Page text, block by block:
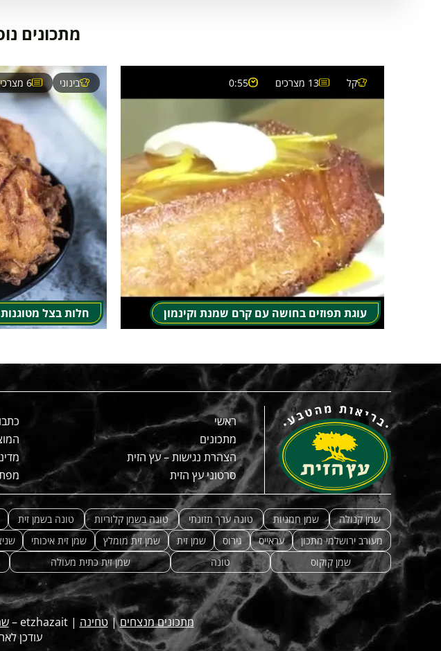
מתכונים
עוגת תפוזים בחושה עם קרם שמנת וקינמון
קל 13 מצרכים 0:55
חלות בצל
בינוני 6 מצרכים
ראשי
מתכונים
הצהרת נגישות – עץ הזית
סרטוני עץ הזית
שמן קנולה שמן חמניות טונה ערך תזונתי טונה בשמן קלוריות טונה בשמן זית
מעורב ירושלמי מתכון
עראייס גירוס שמן זית שמן זית מומלץ שמן זית איכותי
שמן קוקוס
טונה שמן זית כתית מעולה
מתכונים מנצחים|טחינה | etzhazait –
עודכן